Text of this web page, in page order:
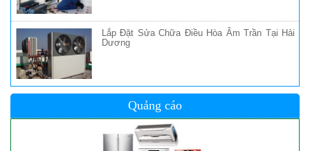
Lắp Đặt Sửa Chữa Điều Hòa Âm Trần Tại Hải
Dương
Quảng cáo